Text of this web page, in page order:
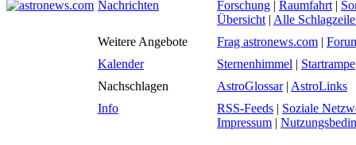
Nachrichten Forschung | Raumfahrt |
Übersicht | Alle
Weitere Angebote
Frag astronews.com |
Kalender
Sternenhimmel | Startrampe
Nachschlagen
AstroGlossar| AstroLinks
Info
RSS-Feeds | Soziale
Impressum |